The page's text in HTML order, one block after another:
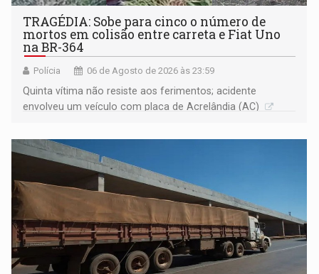
TRAGÉDIA: Sobe para cinco o número de
mortos em colisão entre carreta e Fiat Uno
na BR-364
Polícia 06 de Agosto de 2026 às 23:59
Quinta vítima não resiste aos ferimentos; acidente
envolveu um veículo com placa de Acrelândia (AC)